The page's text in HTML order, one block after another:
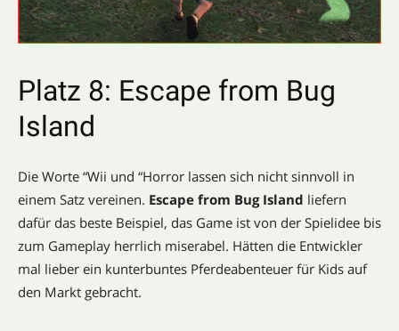
Platz 8: Escape from Bug
Island
Die Worte “Wii und “Horror lassen sich nicht sinnvoll in
einem Satz vereinen. Escape from Bug Island liefern
dafür das beste Beispiel, das Game ist von der Spielidee bis
zum Gameplay herrlich miserabel. Hätten die Entwickler
mal lieber ein kunterbuntes Pferdeabenteuer für Kids auf
den Markt gebracht.